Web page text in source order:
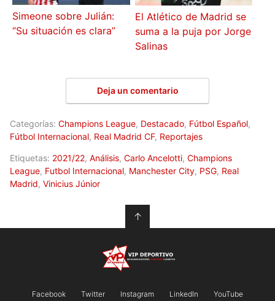
Simeone sobre Julián:
‘’Su situación es clara’’
El Atlético de Madrid se
suma a la puja por Jorge
Salinas
Deja un comentario
Categorías: Champions League, Destacado, Fútbol Español,
Fútbol Internacional, Real Madrid CF, Reportajes
Etiquetas: 2021/22, Análisis, Carlo Ancelotti, Champions
League, Futbol Internacional, Manchester City, PSG, Real
Madrid, Vinicius Júnior
↑
Facebook Twitter Instagram LinkedIn
YouTube